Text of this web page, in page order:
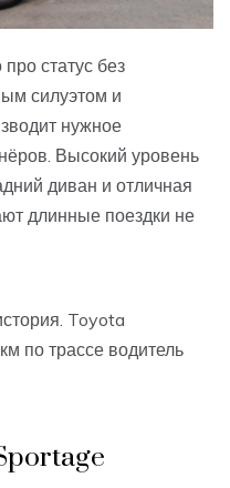
статус без
силуэтом и
нужное
Высокий уровень
диван и отличная
длинные поездки не
Toyota
по трассе водитель